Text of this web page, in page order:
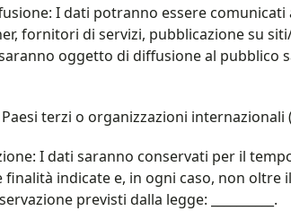
I dati potranno essere
fornitori di servizi, pubblicazione su
saranno oggetto di diffusione al
terzi o organizzazioni internazionali
I dati saranno conservati per il
indicate e, in ogni caso, non oltre il
previsti dalla legge: __________.